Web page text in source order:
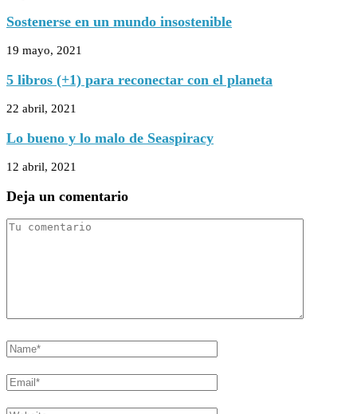
Sostenerse en un mundo insostenible
19 mayo, 2021
5 libros (+1) para reconectar con el planeta
22 abril, 2021
Lo bueno y lo malo de Seaspiracy
12 abril, 2021
Deja un comentario